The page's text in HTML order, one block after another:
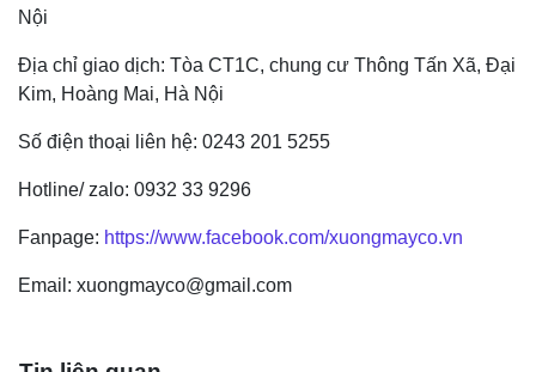
Nội
Địa chỉ giao dịch: Tòa CT1C, chung cư Thông Tấn Xã, Đại
Kim, Hoàng Mai, Hà Nội
Số điện thoại liên hệ: 0243 201 5255
Hotline/ zalo: 0932 33 9296
Fanpage: https://www.facebook.com/xuongmayco.vn
Email: xuongmayco@gmail.com